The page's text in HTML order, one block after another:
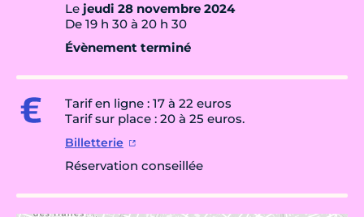
Le jeudi 28 novembre 2024
De 19 h 30 à 20 h 30
Évènement terminé
Tarif en ligne : 17 à 22 euros
Tarif sur place : 20 à 25 euros.
Billetterie
Réservation conseillée